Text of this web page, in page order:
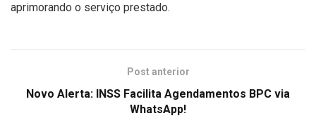
aprimorando o serviço prestado.
Post anterior
Novo Alerta: INSS Facilita Agendamentos BPC via
WhatsApp!